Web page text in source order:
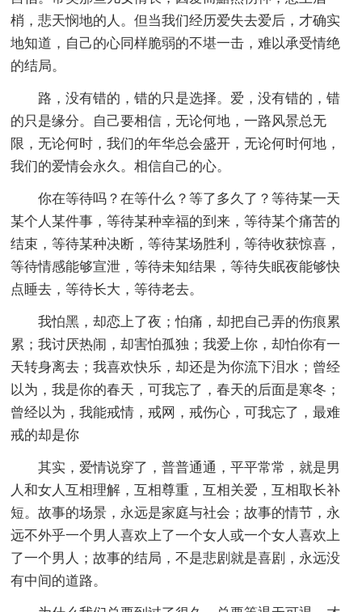
梢，悲天悯地的人。但当我们经历爱失去爱后，才确实
地知道，自己的心同样脆弱的不堪一击，难以承受情绝
的结局。
路，没有错的，错的只是选择。爱，没有错的，错
的只是缘分。自己要相信，无论何地，一路风景总无
限，无论何时，我们的年华总会盛开，无论何时何地，
我们的爱情会永久。相信自己的心。
你在等待吗？在等什么？等了多久了？等待某一天
某个人某件事，等待某种幸福的到来，等待某个痛苦的
结束，等待某种决断，等待某场胜利，等待收获惊喜，
等待情感能够宣泄，等待未知结果，等待失眠夜能够快
点睡去，等待长大，等待老去。
我怕黑，却恋上了夜；怕痛，却把自己弄的伤痕累
累；我讨厌热闹，却害怕孤独；我爱上你，却怕你有一
天转身离去；我喜欢快乐，却还是为你流下泪水；曾经
以为，我是你的春天，可我忘了，春天的后面是寒冬；
曾经以为，我能戒情，戒网，戒伤心，可我忘了，最难
戒的却是你
其实，爱情说穿了，普普通通，平平常常，就是男
人和女人互相理解，互相尊重，互相关爱，互相取长补
短。故事的场景，永远是家庭与社会；故事的情节，永
远不外乎一个男人喜欢上了一个女人或一个女人喜欢上
了一个男人；故事的结局，不是悲剧就是喜剧，永远没
有中间的道路。